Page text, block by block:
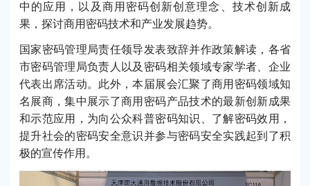
中的应用，以及商用密码创新创意理念、技术创新成
果，探讨商用密码技术和产业发展趋势。
国家密码管理局责任领导发表致辞并作政策解读，各省
市密码管理局负责人以及密码相关领域专家学者、企业
代表出席活动。此外，本届展会汇聚了商用密码领域知
名展商，集中展示了商用密码产品技术的最新创新成果
和示范应用，为向公众科普密码知识、了解密码效用，
提升社会的密码安全意识并参与密码安全实践起到了积
极的宣传作用。